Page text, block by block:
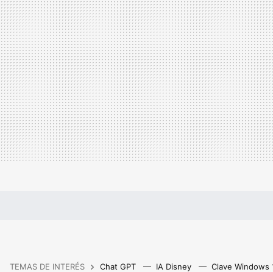
TEMAS DE INTERÉS Chat GPT IA Disney Clave Windows